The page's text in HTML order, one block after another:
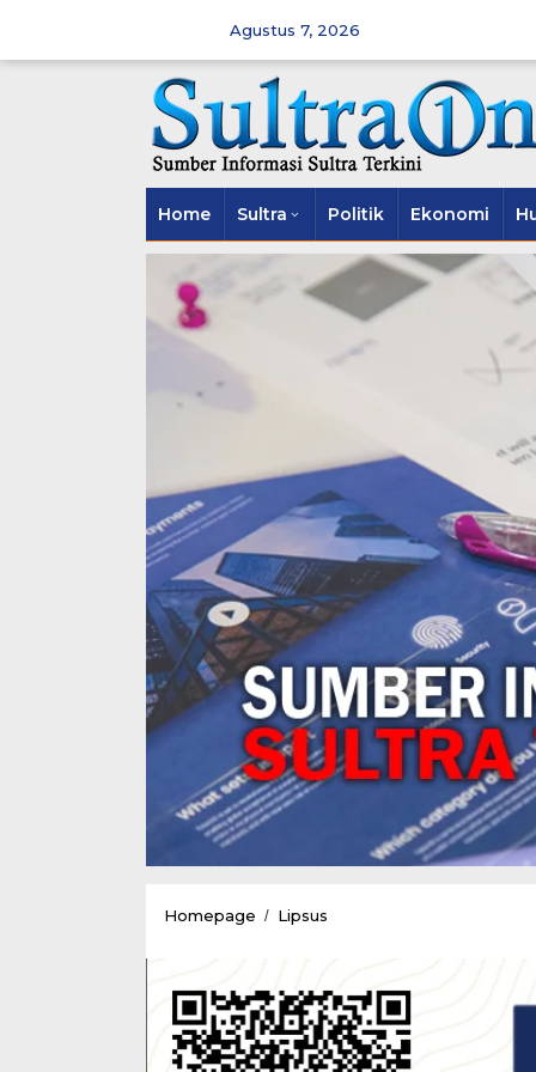
Agustus 7, 2026
Home Sultra Politik Ekonomi
Homepage / Lipsus
Pemanggilan
Pertama
Bawaslu,ini
Kata